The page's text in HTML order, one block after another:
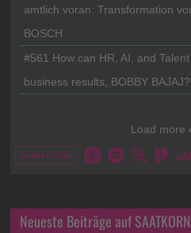
Neueste Beiträge auf SAATKORN